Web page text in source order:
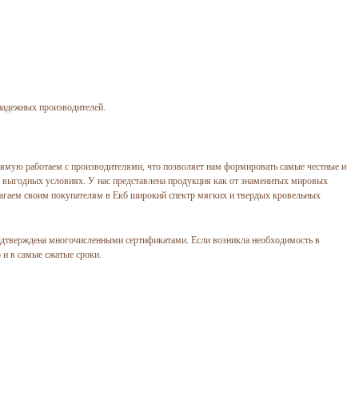
производителей.
работаем с производителями, что позволяет нам формировать самые честные и
условиях. У нас представлена продукция как от знаменитых мировых
своим покупателям в Екб широкий спектр мягких и твердых кровельных
многочисленными сертификатами. Если возникла необходимость в
и в самые сжатые сроки.